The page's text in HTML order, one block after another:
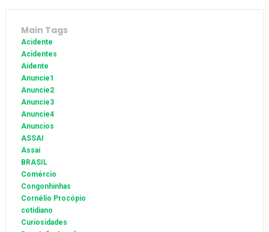
Main Tags
Acidente
Acidentes
Aidente
Anuncie1
Anuncie2
Anuncie3
Anuncie4
Anuncios
ASSAI
Assaí
BRASIL
Comércio
Congonhinhas
Cornélio Procópio
cotidiano
Curiosidades